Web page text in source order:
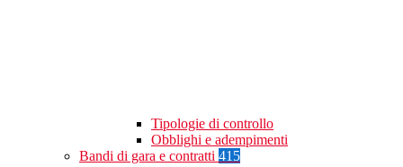
Tipologie di controllo
Obblighi e adempimenti
Bandi di gara e contratti 415